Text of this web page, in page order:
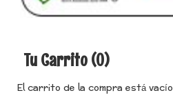
Tu Carrito (0)
El carrito de la compra está vacío